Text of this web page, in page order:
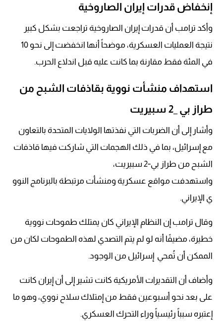
إنخفاض قدرات إيران الصاروخية
وأكد ترامب أن قدرات إيران الصاروخية تراجعت بشكل كبير
نتيجة العمليات العسكرية، موضحاً أنها انخفضت إلى نحو 10
في المئة فقط مقارنة بما كانت عليه قبل اندلاع الحرب.
استهداف منشأت نووية بقاذفات الشبح من
طراز بي _2 سبيريت
وأشار إلى أن الضربات التي نفذتها الولايات المتحدة بالتعاون
مع إسرائيل، بما في ذلك الهجمات التي شاركت فيها قاذفات
الشبح من طراز بي‑2 سبيريت،
واستهدفت مواقع عسكرية ومنشأت مرتبطة بالبرنامج النوو
ي الإيراني.
وقال ترامب إن النظام الإيراني كان يمتلك طموحات نووية
خطيرة، مضيفًا أنه لو لم يتم التصدي لهذه الطموحات لكان من
الممكن أن تُمحي إسرائيل من الوجود.
وأضاف أن التقديرات الأمريكية كانت تشير إلى أن إيران كانت
على بعد نحو أسبوعين فقط من إمتلاك سلاح نووي، وهو ما
إعتبره سبباً رئيسياً وراء التحرك العسكري.